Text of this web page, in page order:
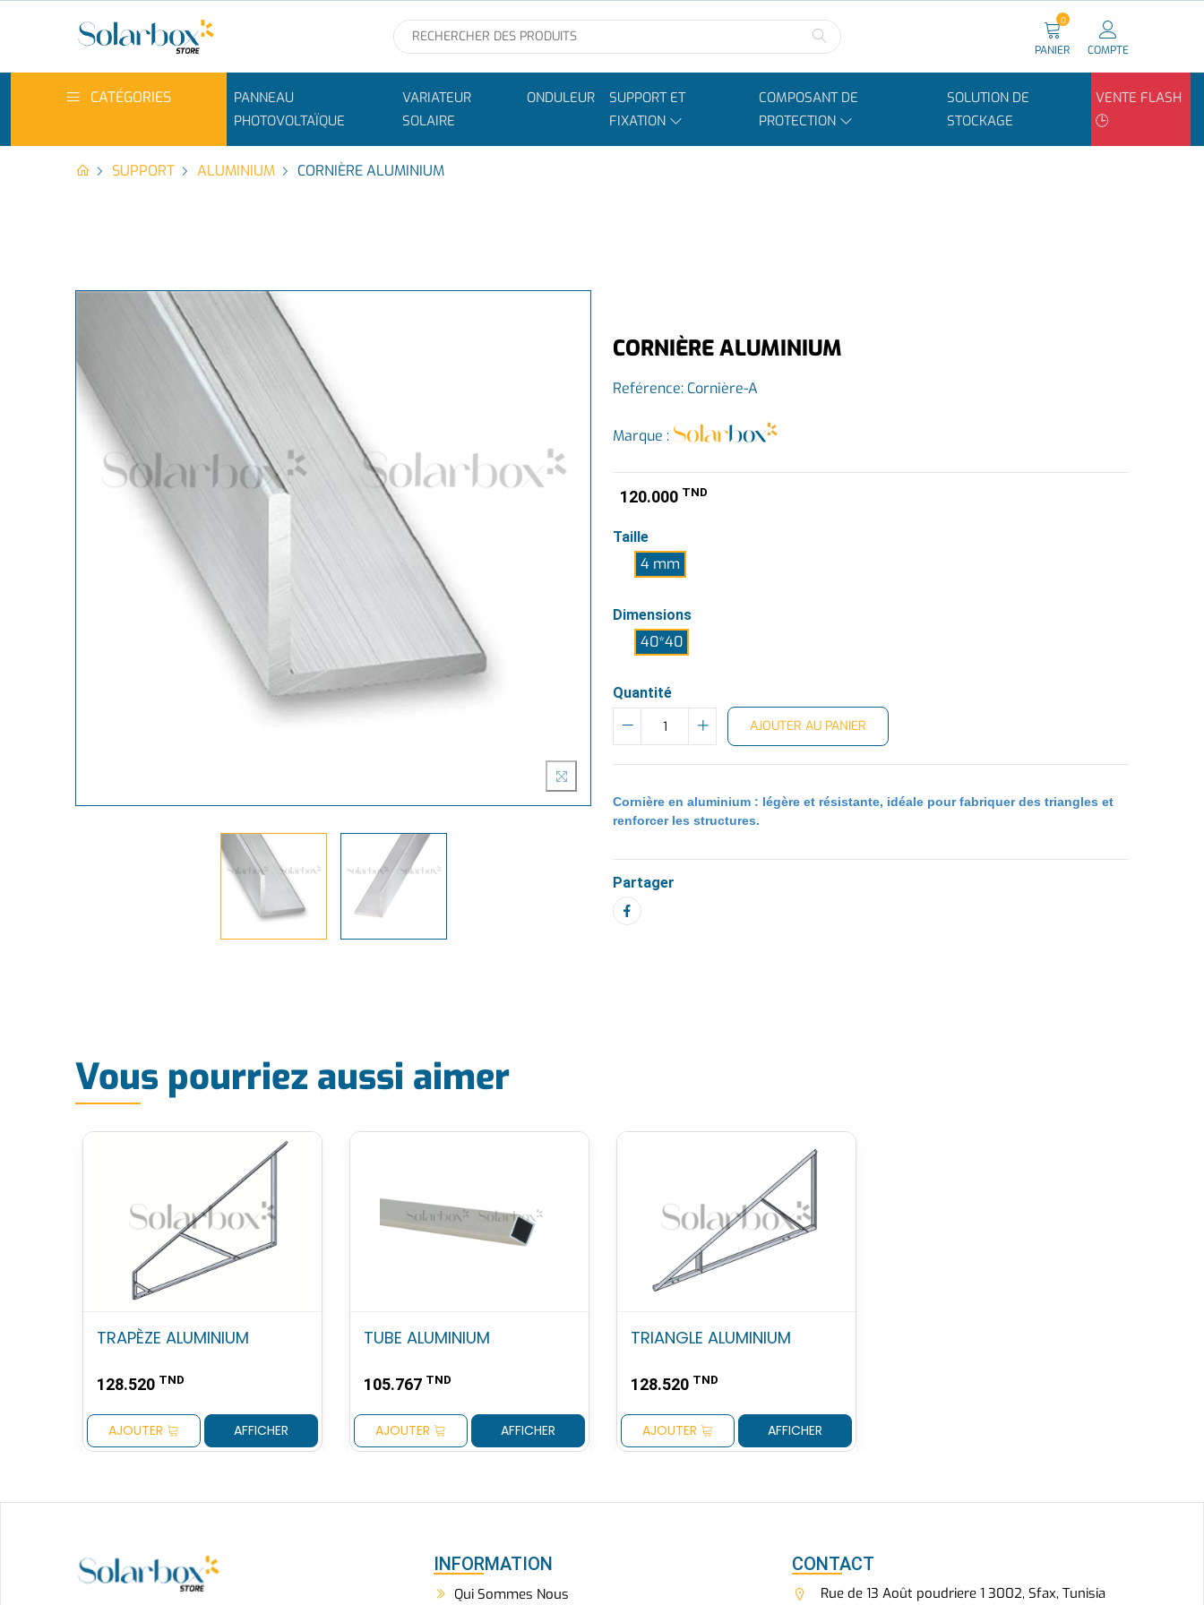
PANIER
0
COMPTE
CATÉGORIES
PANNEAU
PHOTOVOLTAÏQUE
VARIATEUR
SOLAIRE
ONDULEUR
SUPPORT ET
FIXATION
COMPOSANT DE
PROTECTION
SOLUTION DE
STOCKAGE
VENTE FLASH
🕒
SUPPORT ALUMINIUM CORNIÈRE ALUMINIUM
CORNIÈRE ALUMINIUM
Reférence: Cornière-A
Marque :
120.000 TND
Taille
4 mm
Dimensions
40*40
Quantité
AJOUTER AU PANIER
Cornière en aluminium : légère et résistante, idéale pour fabriquer des triangles et
renforcer les structures.
Partager
Vous pourriez aussi aimer
TRAPÈZE ALUMINIUM
128.520 TND
AJOUTER AFFICHER
TUBE ALUMINIUM
105.767 TND
AJOUTER AFFICHER
TRIANGLE ALUMINIUM
128.520 TND
AJOUTER AFFICHER
INFORMATION
Qui Sommes Nous
CONTACT
Rue de 13 Août poudriere 1 3002, Sfax, Tunisia